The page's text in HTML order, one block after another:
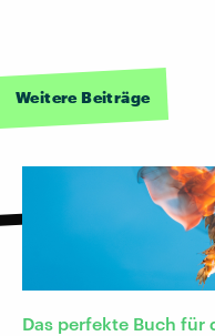
Weitere Beiträge
Das perfekte Buch für